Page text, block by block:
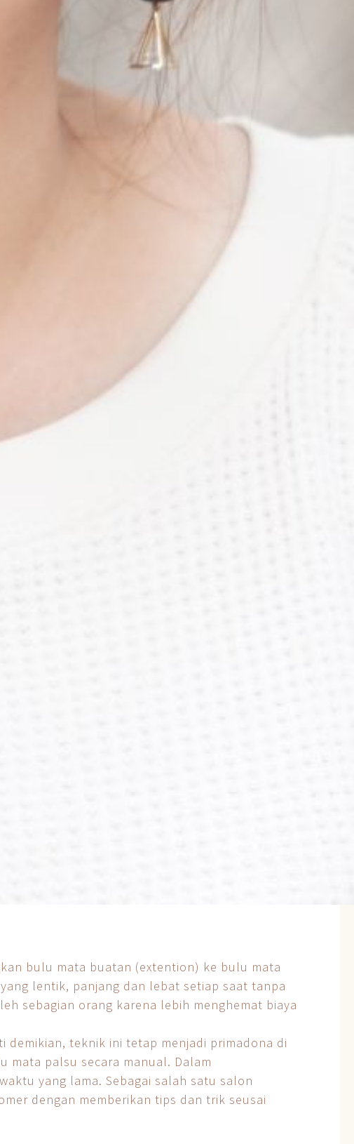
bulu mata buatan (extention) ke bulu mata
lentik, panjang dan lebat setiap saat tanpa
sebagian orang karena lebih menghemat biaya
demikian, teknik ini tetap menjadi primadona di
mata palsu secara manual. Dalam
yang lama. Sebagai salah satu salon
dengan memberikan tips dan trik seusai